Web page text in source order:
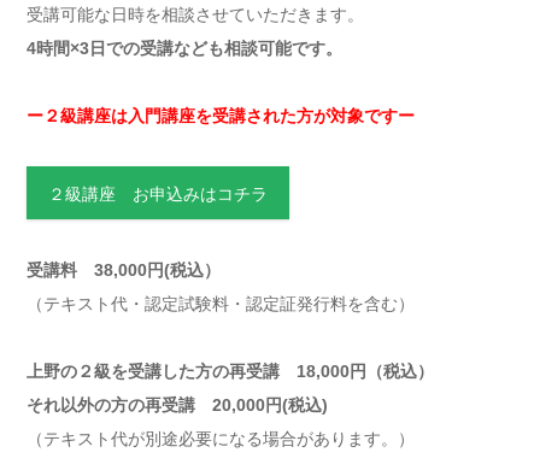
受講可能な日時を相談させていただきます。
4時間×3日での受講なども相談可能です。
ー２級講座は入門講座を受講された方が対象ですー
２級講座 お申込みはコチラ
受講料 38,000円(税込）
（テキスト代・認定試験料・認定証発行料を含む）
上野の２級を受講した方の再受講 18,000円（税込）
それ以外の方の再受講 20,000円(税込)
（テキスト代が別途必要になる場合があります。）